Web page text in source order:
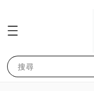
搜尋